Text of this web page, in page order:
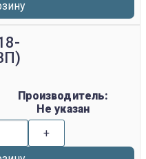
Производитель:
Не указан
+